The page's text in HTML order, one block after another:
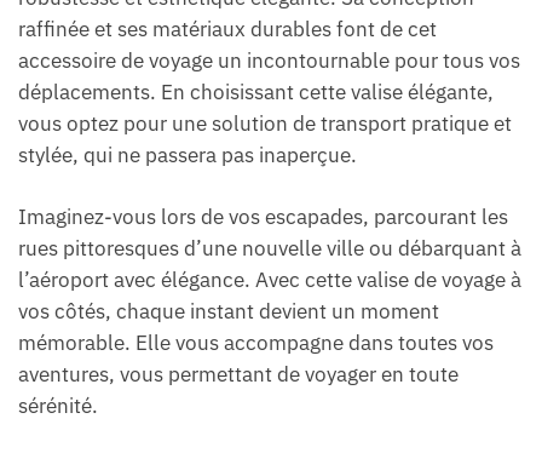
raffinée et ses matériaux durables font de cet
accessoire de voyage un incontournable pour tous vos
déplacements. En choisissant cette valise élégante,
vous optez pour une solution de transport pratique et
stylée, qui ne passera pas inaperçue.
Imaginez-vous lors de vos escapades, parcourant les
rues pittoresques d’une nouvelle ville ou débarquant à
l’aéroport avec élégance. Avec cette valise de voyage à
vos côtés, chaque instant devient un moment
mémorable. Elle vous accompagne dans toutes vos
aventures, vous permettant de voyager en toute
sérénité.